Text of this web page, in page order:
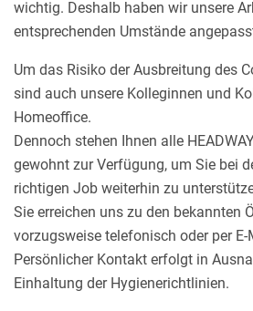
wichtig. Deshalb haben wir unsere
entsprechenden Umstände
Um das Risiko der Ausbreitung des
sind auch unsere Kolleginnen und
Homeoffice.
Dennoch stehen Ihnen alle
gewohnt zur Verfügung, um Sie bei
richtigen Job weiterhin zu
Sie erreichen uns zu den bekannten
vorzugsweise telefonisch oder per E-
Persönlicher Kontakt erfolgt in
Einhaltung der Hygienerichtlinien.